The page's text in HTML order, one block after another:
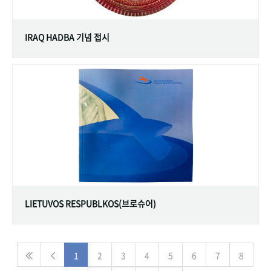
IRAQ HADBA 기념 접시
LIETUVOS RESPUBLKOS(브로슈어)
1 2 3 4 5 6 7 8